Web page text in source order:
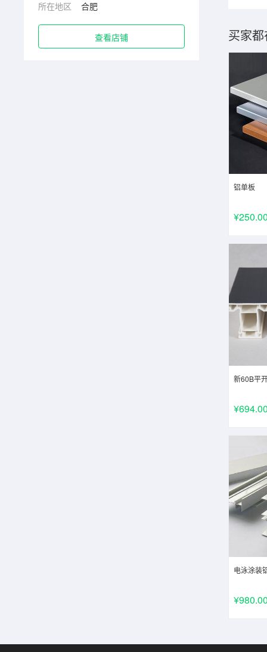
所在地区
合肥
查看店铺 买家
铝单板
新60B平
电泳涂装